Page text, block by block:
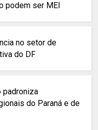
podem ser MEI
no setor de
do DF
padroniza
do Paraná e de